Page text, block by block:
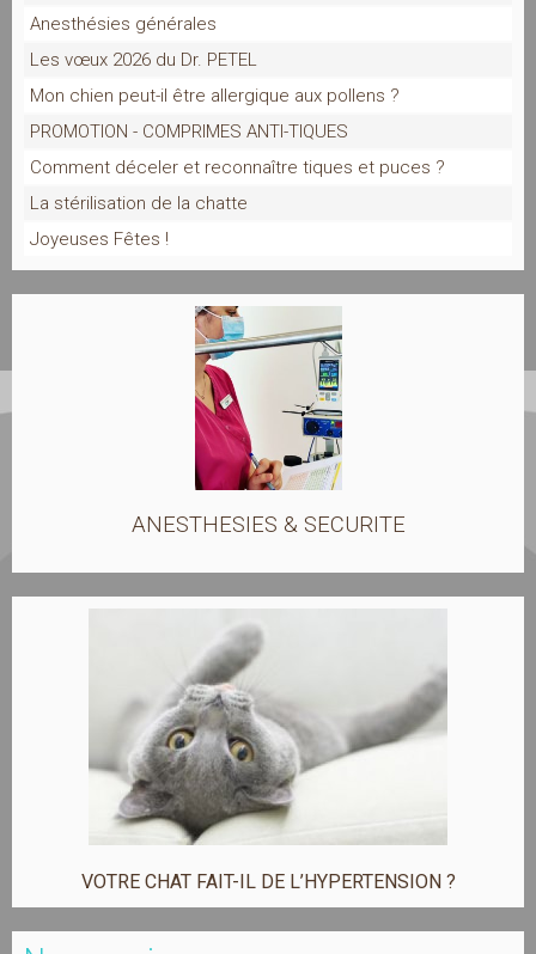
Anesthésies générales
Les vœux 2026 du Dr. PETEL
Mon chien peut-il être allergique aux pollens ?
PROMOTION - COMPRIMES ANTI-TIQUES
Comment déceler et reconnaître tiques et puces ?
La stérilisation de la chatte
Joyeuses Fêtes !
ANESTHESIES & SECURITE
VOTRE CHAT FAIT-IL DE L’HYPERTENSION ?